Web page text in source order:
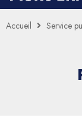
Accueil Service